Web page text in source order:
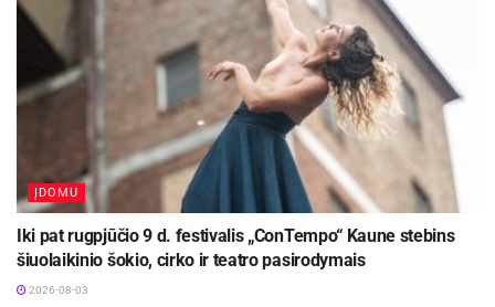
ĮDOMU
Iki pat rugpjūčio 9 d. festivalis „ConTempo“ Kaune stebins
šiuolaikinio šokio, cirko ir teatro pasirodymais
2026-08-03